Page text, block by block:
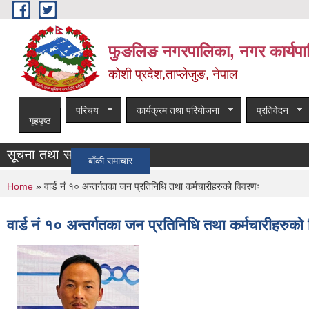
Skip to main content
फुङलिङ नगरपालिका, नगर
कोशी प्रदेश,ताप्लेजुङ, नेपाल
गृहपृष्ठ
परिचय कार्यक्रम तथा परियोजना प्रतिवेदन
सूचना तथा समाचार
बाँकी समाचार
You are here
Home » वार्ड नं १० अन्तर्गतका जन प्रतिनिधि तथा कर्मचारीहरुको विवरणः
वार्ड नं १० अन्तर्गतका जन प्रतिनिधि तथा कर्मचारीहरुको